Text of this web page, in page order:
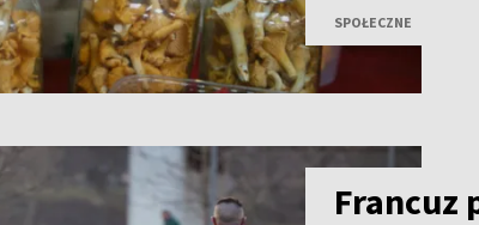
SPOŁECZNE
Francuz